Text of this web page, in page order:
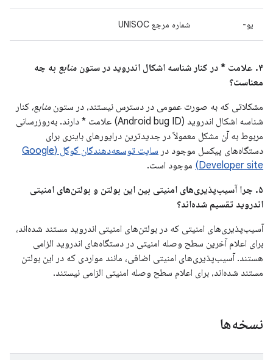
یو- شماره مرجع UNISOC
۴. علامت * در کنار شناسه اشکال اندروید در ستون منابع به چه
معناست؟
مشکلاتی که به صورت عمومی در دسترس نیستند، در ستون منابع، کنار
شناسه اشکال اندروید (Android bug ID) علامت * دارند. به‌روزرسانی
مربوط به آن مشکل معمولاً در جدیدترین درایورهای باینری برای
دستگاه‌های پیکسل موجود در
سایت توسعه‌دهندگان گوگل (Google
Developer site) موجود است.
۵. چرا آسیب‌پذیری‌های امنیتی بین این بولتن و بولتن‌های امنیتی
اندروید تقسیم شده‌اند؟
آسیب‌پذیری‌های امنیتی که در بولتن‌های امنیتی اندروید مستند شده‌اند،
برای اعلام آخرین سطح وصله امنیتی در دستگاه‌های اندروید الزامی
هستند. آسیب‌پذیری‌های امنیتی اضافی، مانند مواردی که در این بولتن
مستند شده‌اند، برای اعلام سطح وصله امنیتی الزامی نیستند.
نسخه‌ها